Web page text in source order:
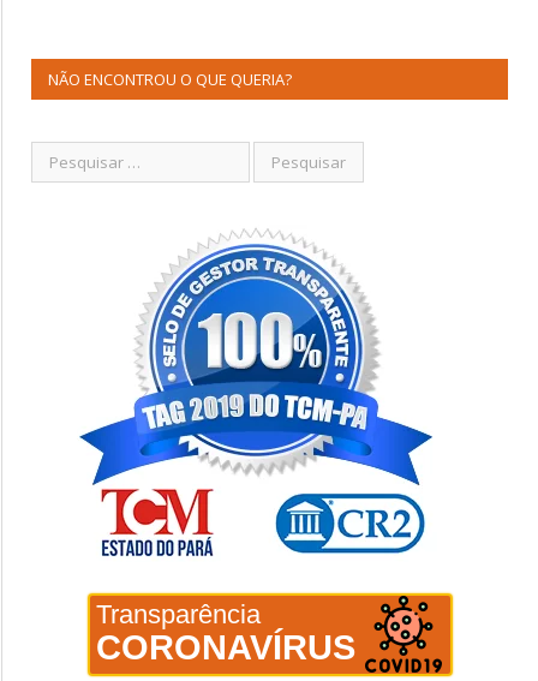
NÃO ENCONTROU O QUE QUERIA?
Transparência
CORONAVÍRUS